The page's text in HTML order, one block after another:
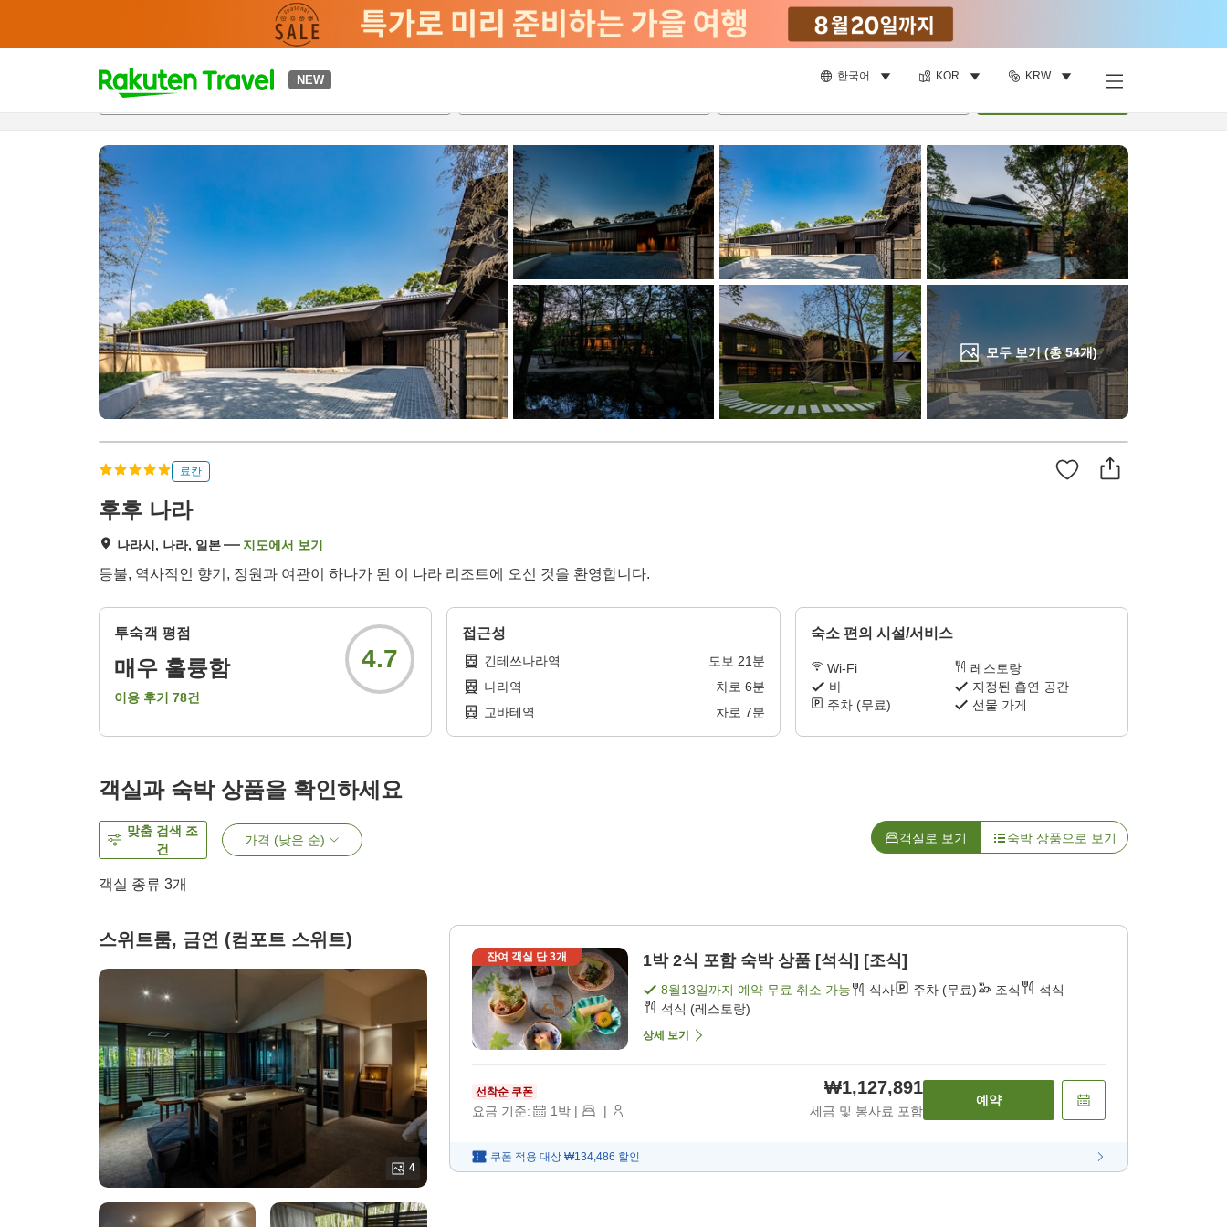
NEW 한국어 KOR KRW
t
p
a
g
e
_
s
e
a
r
c
h
모두 보기 (총54개)
개요객실 & 숙박 상품이용 후기 하이라이트
료칸
후후 나라
나라시, 나라, 일본 지도에서 보기
등불, 역사적인 향기, 정원과 여관이 하나가 된 이 나라 리조트에 오신 것을 환영합니다.
투숙객 평점
매우 훌륭함
이용 후기 78건
4.7
접근성
긴테쓰나라역 도보 21분
나라역
차로 6분
교바테역
차로 7분
숙소 편의 시설/서비스
Wi-Fi
레스토랑
바
지정된 흡연 공간
주차 (무료)
선물 가게
객실과 숙박 상품을 확인하세요
맞춤 검색 조
건
가격 (낮은 순) 객실로 보기 숙박 상품으로 보기
객실 종류 3개
스위트룸, 금연 (컴포트 스위트)
4
잔여 객실 단3개 1박 2식 포함 숙박 상품 [석식] [조식]
8월13일까지 예약 무료 취소 가능 식사 주차 (무료) 조식
석식
석식 (레스토랑)
상세 보기
선착순 쿠폰
요금 기준: 1박 | |
₩1,127,891
세금 및 봉사료 포함
예약
쿠폰 적용 대상 ₩134,486 할인